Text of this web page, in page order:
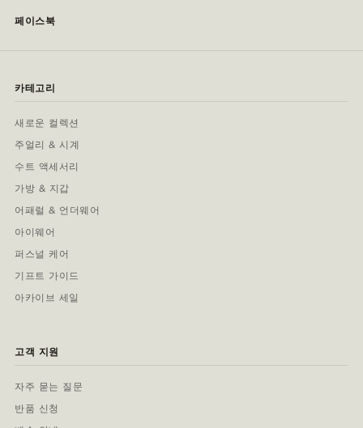
페이스북
카테고리
새로운 컬렉션
주얼리 & 시계
수트 액세서리
가방 & 지갑
어패럴 & 언더웨어
아이웨어
퍼스널 케어
기프트 가이드
아카이브 세일
고객 지원
자주 묻는 질문
반품 신청